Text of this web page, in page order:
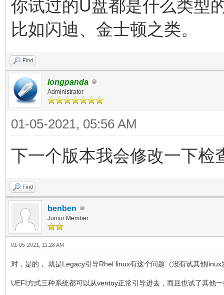
你试过的U盘都是什么类型
比如闪迪、金士顿之类。
Find
longpanda
Administrator
01-05-2021, 05:56 AM
下一个版本我会修改一下检
Find
benben
Junior Member
01-05-2021, 11:28 AM
对，是的， 就是Legacy引导Rhel linux有这个问题（没有试其他
UEFI方式三种系统都可以从ventoy正常引导进去，而且也试了其他